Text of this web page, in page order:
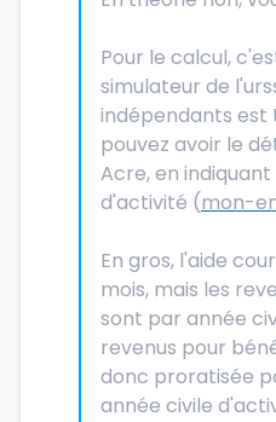
Pour le calcul,
simulateur de
indépendants est
pouvez avoir le
Acre, en
d'activité (mon-
En gros, l'aide
mois, mais les
sont par année
revenus pour
donc proratisée
année civile